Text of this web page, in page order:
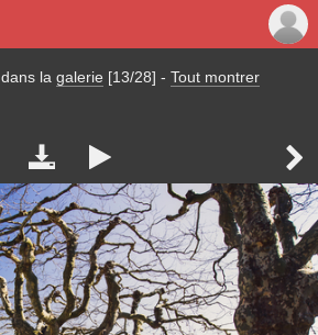
dans la galerie [13/28] - Tout montrer
  